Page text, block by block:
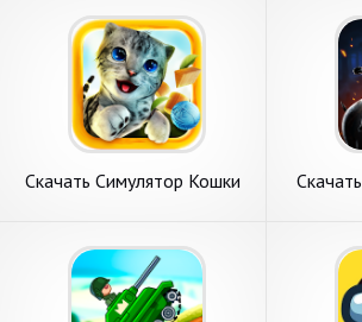
на Андроид
Скачать Симулятор Кошки